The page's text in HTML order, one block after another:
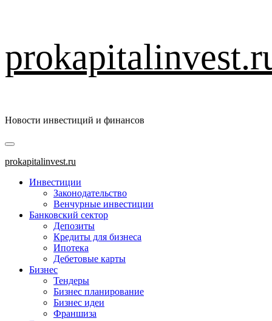
к
содержимому
Новости инвестиций и финансов
Основное
меню
prokapitalinvest.ru
Инвестиции
Законодательство
Венчурные инвестиции
Банковский сектор
Депозиты
Кредиты для бизнеса
Ипотека
Дебетовые карты
Бизнес
Тендеры
Бизнес планирование
Бизнес идеи
Франшиза